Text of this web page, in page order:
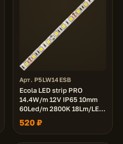
Арт. P5LW14ESB
Ecola LED strip PRO
14.4W/m 12V IP65 10mm
60Led/m 2800K 18Lm/LED
1080Lm/m светодиодная
лента на катушке 5м.
520 ₽